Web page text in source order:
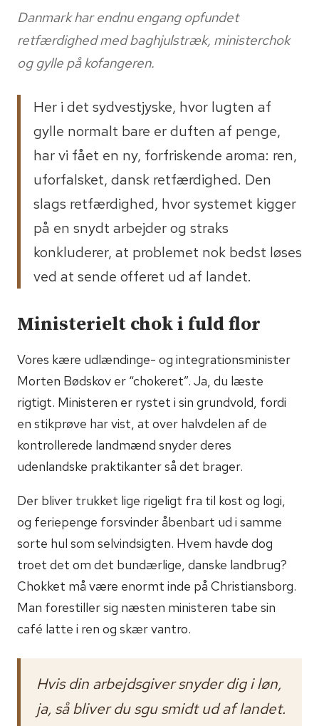
Danmark har endnu engang opfundet
retfærdighed med baghjulstræk, ministerchok
og gylle på kofangeren.
Her i det sydvestjyske, hvor lugten af
gylle normalt bare er duften af penge,
har vi fået en ny, forfriskende aroma: ren,
uforfalsket, dansk retfærdighed. Den
slags retfærdighed, hvor systemet kigger
på en snydt arbejder og straks
konkluderer, at problemet nok bedst løses
ved at sende offeret ud af landet.
Ministerielt chok i fuld flor
Vores kære udlændinge- og integrationsminister
Morten Bødskov er “chokeret”. Ja, du læste
rigtigt. Ministeren er rystet i sin grundvold, fordi
en stikprøve har vist, at over halvdelen af de
kontrollerede landmænd snyder deres
udenlandske praktikanter så det brager.
Der bliver trukket lige rigeligt fra til kost og logi,
og feriepenge forsvinder åbenbart ud i samme
sorte hul som selvindsigten. Hvem havde dog
troet det om det bundærlige, danske landbrug?
Chokket må være enormt inde på Christiansborg.
Man forestiller sig næsten ministeren tabe sin
café latte i ren og skær vantro.
Hvis din arbejdsgiver snyder dig i løn,
ja, så bliver du sgu smidt ud af landet.